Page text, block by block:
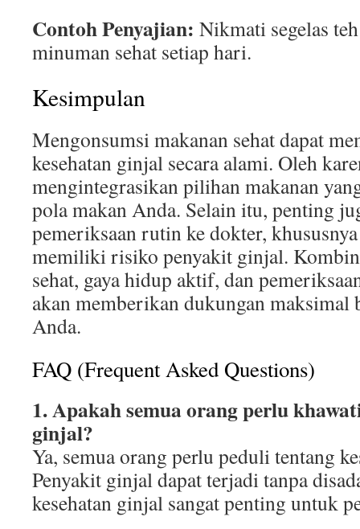
Contoh Penyajian: Nikmati segelas
minuman sehat setiap hari.
Kesimpulan
Mengonsumsi makanan sehat dapat
kesehatan ginjal secara alami. Oleh
mengintegrasikan pilihan makanan
pola makan Anda. Selain itu, penting
pemeriksaan rutin ke dokter,
memiliki risiko penyakit ginjal.
sehat, gaya hidup aktif, dan
akan memberikan dukungan
Anda.
FAQ (Frequent Asked Questions)
1. Apakah semua orang perlu
ginjal?
Ya, semua orang perlu peduli tentang
Penyakit ginjal dapat terjadi tanpa
kesehatan ginjal sangat penting untuk